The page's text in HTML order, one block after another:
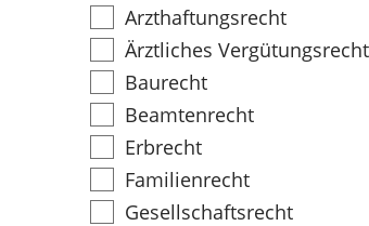
Arzthaftungsrecht
Ärztliches Vergütungsrecht
Baurecht
Beamtenrecht
Erbrecht
Familienrecht
Gesellschaftsrecht